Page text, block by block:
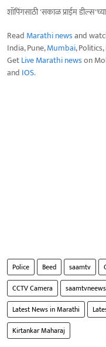
शॉपिंगसाठी 'सकाळ प्राईम
Read Marathi newsand
India, Pune,Mumbai,
GetLive Marathi newson
and IOS.
Police Beed saamtv
CCTV Camera
saamtvneews
Latest News in Marathi
Kirtankar Maharaj